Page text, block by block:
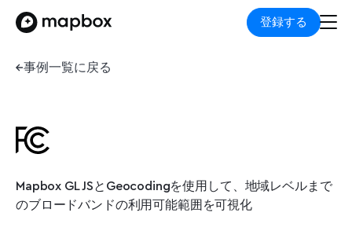
登録する
事例一覧に戻る
Mapbox GL JSとGeocodingを使用して、地域レベルまで
のブロードバンドの利用可能範囲を可視化